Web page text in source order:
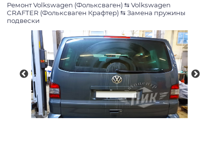
Ремонт Volkswagen (Фольксваген) ⇆ Volkswagen
CRAFTER (Фольксваген Крафтер) ⇆ Замена пружины
подвески